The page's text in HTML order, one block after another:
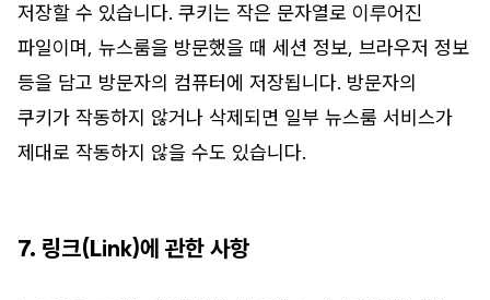
저장할 수 있습니다. 쿠키는 작은 문자열로 이루어진
파일이며, 뉴스룸을 방문했을 때 세션 정보, 브라우저 정보
등을 담고 방문자의 컴퓨터에 저장됩니다. 방문자의
쿠키가 작동하지 않거나 삭제되면 일부 뉴스룸 서비스가
제대로 작동하지 않을 수도 있습니다.
7. 링크(Link)에 관한 사항